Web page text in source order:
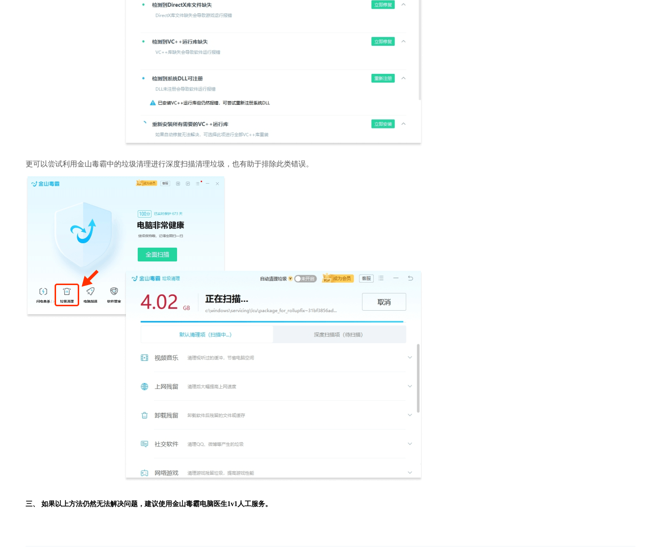
更可以尝试利用金山毒霸中的垃圾清理进行深度扫描清理垃圾，也有助于排除此类错误。
三、 如果以上方法仍然无法解决问题，建议使用金山毒霸电脑医生1v1人工服务。